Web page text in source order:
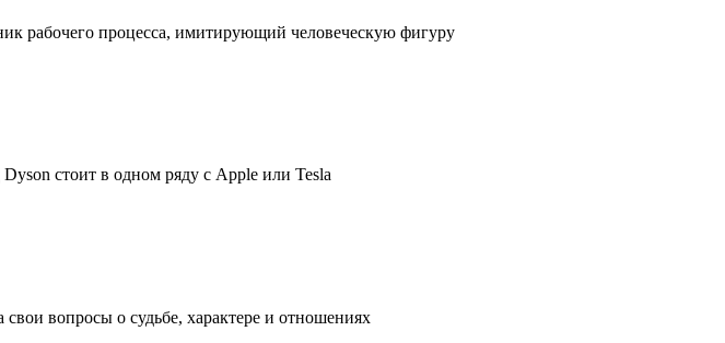
рабочего процесса, имитирующий человеческую фигуру
стоит в одном ряду с Apple или Tesla
вопросы о судьбе, характере и отношениях